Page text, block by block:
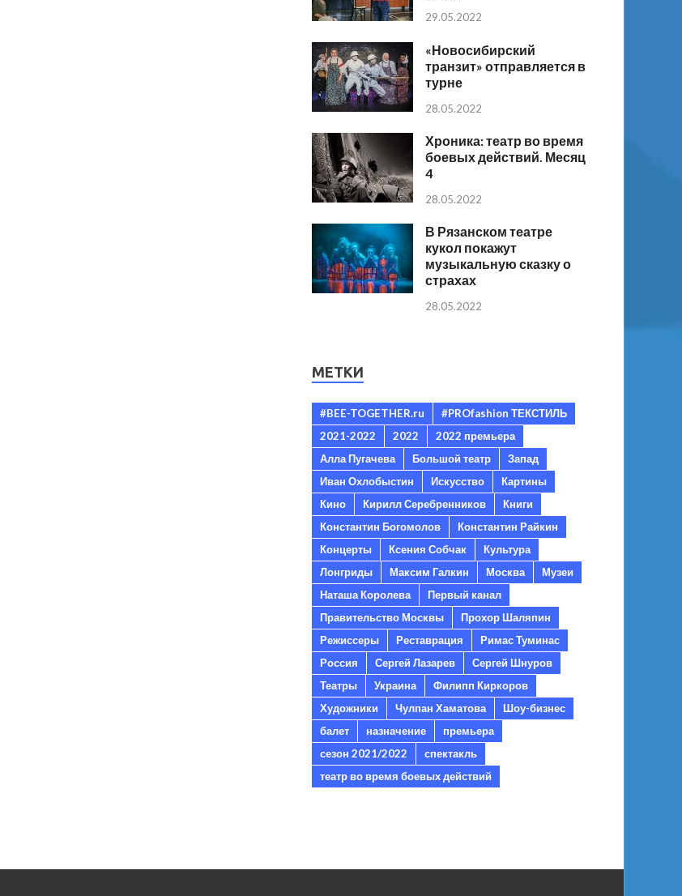
29.05.2022
«Новосибирский
транзит» отправляется в
турне
28.05.2022
Хроника: театр во время
боевых действий. Месяц
4
28.05.2022
В Рязанском театре
кукол покажут
музыкальную сказку о
страхах
28.05.2022
МЕТКИ
#BEE-TOGETHER.ru
#PROfashion ТЕКСТИЛЬ
2021-2022
2022
2022 премьера
Алла Пугачева
Большой театр
Запад
Иван Охлобыстин
Искусство
Картины
Кино
Кирилл Серебренников
Книги
Константин Богомолов
Константин Райкин
Концерты
Ксения Собчак
Культура
Лонгриды
Максим Галкин Москва
Музеи
Наташа Королева
Первый канал
Правительство Москвы
Прохор Шаляпин
Режиссеры
Реставрация
Римас Туминас
Россия
Сергей Лазарев
Сергей Шнуров
Театры
Украина
Филипп Киркоров
Художники
Чулпан Хаматова
Шоу-бизнес
балет
назначение
премьера
сезон 2021/2022
спектакль
театр во время боевых действий